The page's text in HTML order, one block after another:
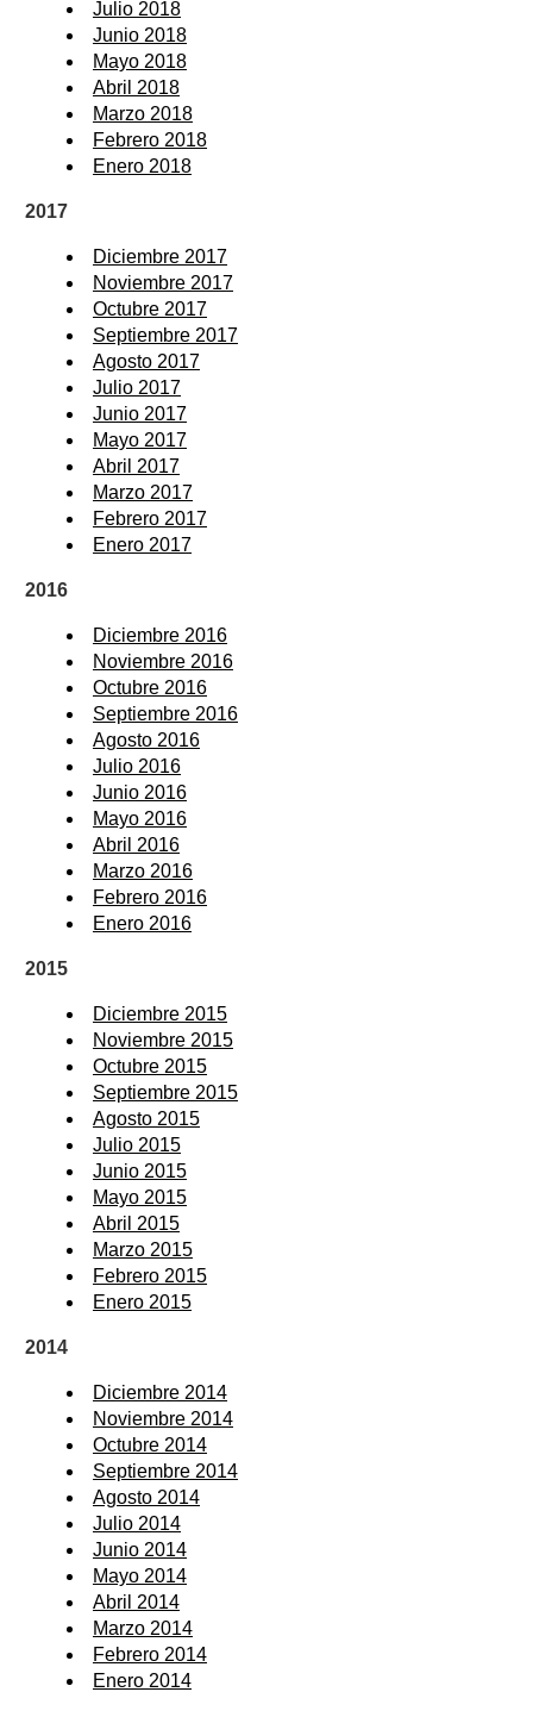
Julio 2018
Junio 2018
Mayo 2018
Abril 2018
Marzo 2018
Febrero 2018
Enero 2018
2017
Diciembre 2017
Noviembre 2017
Octubre 2017
Septiembre 2017
Agosto 2017
Julio 2017
Junio 2017
Mayo 2017
Abril 2017
Marzo 2017
Febrero 2017
Enero 2017
2016
Diciembre 2016
Noviembre 2016
Octubre 2016
Septiembre 2016
Agosto 2016
Julio 2016
Junio 2016
Mayo 2016
Abril 2016
Marzo 2016
Febrero 2016
Enero 2016
2015
Diciembre 2015
Noviembre 2015
Octubre 2015
Septiembre 2015
Agosto 2015
Julio 2015
Junio 2015
Mayo 2015
Abril 2015
Marzo 2015
Febrero 2015
Enero 2015
2014
Diciembre 2014
Noviembre 2014
Octubre 2014
Septiembre 2014
Agosto 2014
Julio 2014
Junio 2014
Mayo 2014
Abril 2014
Marzo 2014
Febrero 2014
Enero 2014